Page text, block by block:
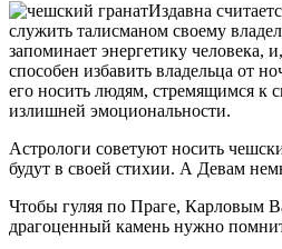
Издавна
служить талисманом своему
запоминает энергетику человека,
способен избавить владельца от
его носить людям, стремящимся к
излишней эмоциональности.
Астрологи советуют носить
будут в своей стихии. А Девам
Чтобы гуляя по Праге, Карловым
драгоценный камень нужно